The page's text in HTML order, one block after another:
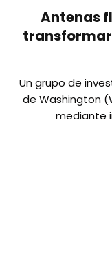
Antenas
Un grupo de
de Washington
mediante